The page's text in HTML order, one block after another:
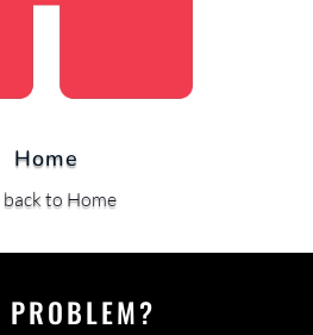
Home
back to Home